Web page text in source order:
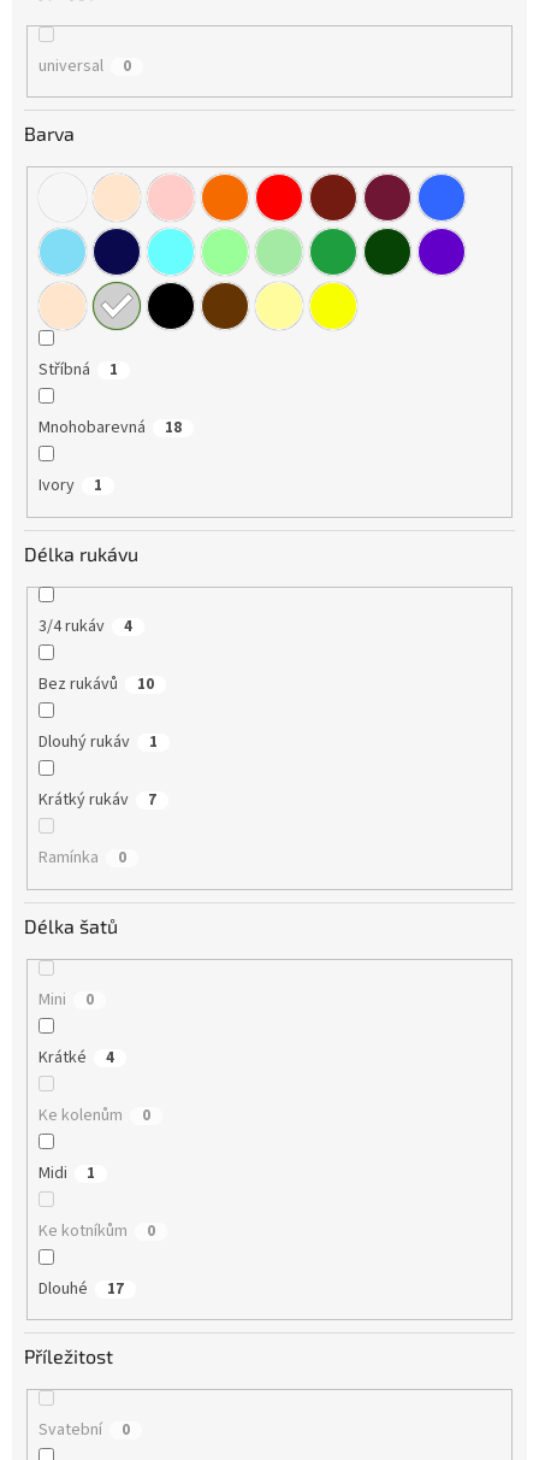
universal 0
Barva
Stříbná 1
Mnohobarevná 18
Ivory 1
Délka rukávu
3/4 rukáv 4
Bez rukávů 10
Dlouhý rukáv 1
Krátký rukáv 7
Ramínka 0
Délka šatů
Mini 0
Krátké 4
Ke kolenům 0
Midi 1
Ke kotníkům 0
Dlouhé 17
Příležitost
Svatební 0